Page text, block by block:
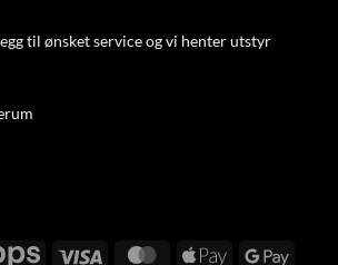
til ønsket service og vi henter utstyr
Vipps Visa MasterCardApple Google